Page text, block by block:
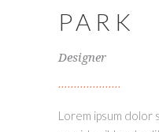
PARK
Designer
Lorem ipsum